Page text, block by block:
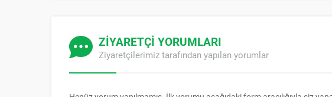
ZİYARETÇİ YORUMLARI
Ziyaretçilerimiz tarafından yapılan yorumlar